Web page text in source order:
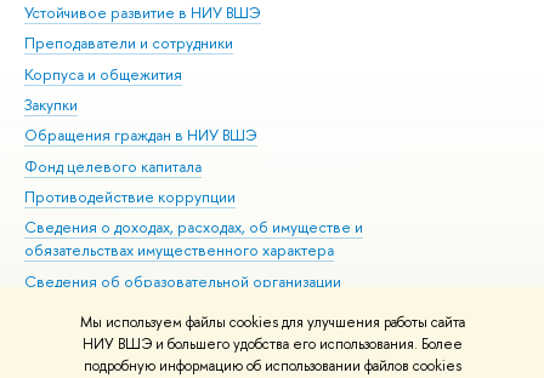
Мы используем файлы cookies для улучшения работы сайта
НИУ ВШЭ и большего удобства его использования. Более
подробную информацию об использовании файлов cookies
Устойчивое развитие в НИУ ВШЭ
Преподаватели и сотрудники
Корпуса и общежития
Закупки
Обращения граждан в НИУ ВШЭ
Фонд целевого капитала
Противодействие коррупции
Сведения о доходах, расходах, об имуществе и
обязательствах имущественного характера
Сведения об образовательной организации
Людям с ограниченными возможностями здоровья
Единая платежная страница
Работа в Вышке